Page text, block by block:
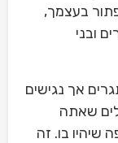
בעצמך,
ובני
אך נגישים
שאתה
שיהיו בו. זה